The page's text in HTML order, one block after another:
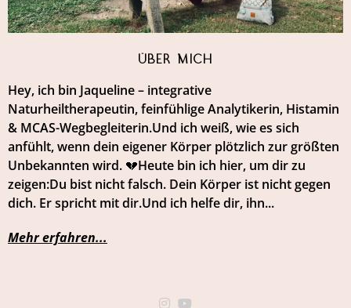
Über mich
Hey, ich bin Jaqueline – integrative
Naturheiltherapeutin, feinfühlige Analytikerin, Histamin
& MCAS-Wegbegleiterin.Und ich weiß, wie es sich
anfühlt, wenn dein eigener Körper plötzlich zur größten
Unbekannten wird. 💔Heute bin ich hier, um dir zu
zeigen:Du bist nicht falsch. Dein Körper ist nicht gegen
dich. Er spricht mit dir.Und ich helfe dir, ihn...
Mehr erfahren...